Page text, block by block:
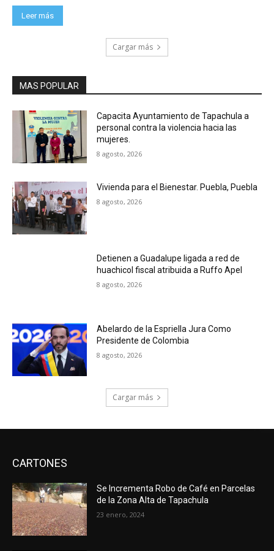
Leer más
Cargar más
MAS POPULAR
Capacita Ayuntamiento de Tapachula a
personal contra la violencia hacia las
mujeres.
8 agosto, 2026
Vivienda para el Bienestar. Puebla, Puebla
8 agosto, 2026
Detienen a Guadalupe ligada a red de
huachicol fiscal atribuida a Ruffo Apel
8 agosto, 2026
Abelardo de la Espriella Jura Como
Presidente de Colombia
8 agosto, 2026
Cargar más
CARTONES
Se Incrementa Robo de Café en Parcelas
de la Zona Alta de Tapachula
23 enero, 2024